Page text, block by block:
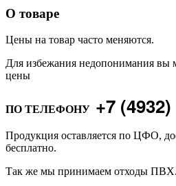
О товаре
Цены на товар часто меняются.
Для избежания недопонимания вы
цены
ПО ТЕЛЕФОНУ +7
Продукция оставляется по ЦФО,
бесплатно.
Так же мы принимаем отходы ПВХ.